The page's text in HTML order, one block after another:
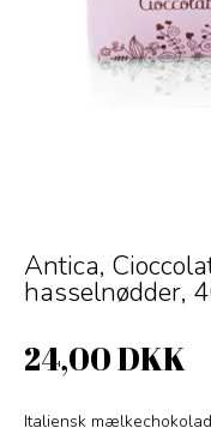
Antica,
hasselnødder,
24,00 DKK
Italiensk